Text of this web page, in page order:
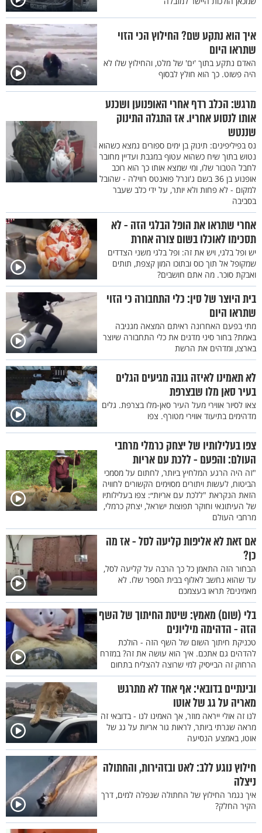
איך הוא נתקע שם? החילוץ הכי הזוי
שתראו היום
האדם נתקע בתוך 'ים' של מלט, והחילוץ שלו לא
היה פשוט. כך הוא חולץ לבסוף
מרגש: הכלב רדף אחרי האופנוען ושכנע
אותו לנסוע אחריו. אז התגלה התינוק
שננטש
נס בפיליפינים: תינוק בן ימים ספורים נמצא כשהוא
נטוש בתוך שיח כשהוא עטוף במגבת ועדיין מחובר
לחבל הטבור שלו, ומי שמצא אותו כך הוא רוכב
אופנוע בן 36 בשם ג'ונרל פואנטס רווילה - שהובל
למקום - לא פחות ולא יותר, על ידי כלב שעבר
בסביבה
אחרי שתראו את הופל הבלגי הזה - לא
תסכימו לאוכלו בשום צורה אחרת
יש ופל בלגי, ויש את זה: ופל בלגי משני הצדדים
שמקופל אל תוך כוס ובתוכו המון קצפת, תותים
ואבקת סוכר. מה אתם חושבים?
בית היוצר של סין: כלי התחבורה כי הזוי
שתראו היום
מתי בפעם האחרונה ראיתם המצאה מגניבה
באמת? בחור סיני מדגים את כלי התחבורה שיוצר
בארצו, ומדהים את הרשת
לא תאמינו לאיזה גובה מגיעים הגלים
בעיר סאן מלו שבצרפת
צאו לסיור אווירי מעל העיר סאן-מלו בצרפת. גלים
מדהימים בתיעוד אווירי מטורף. צפו
צפו בעלילותיו של יצחק כרמלי מרחבי
העולם: והפעם - ללכת עם אריות
"זה היה הרגע המלחיץ ביותר, לחתום על מסמכי
הביטוח, לעשות ויתורים מסוימים הקשורים לחוויה
הזאת הנקראת "ללכת עם אריות״: צפו בעלילותיו
של העיתונאי וחוקר תפוצות ישראל, יצחק כרמלי,
מרחבי העולם
אם זאת לא אליפות קליעה לסל - אז מה
כן?
הבחור הזה התאמן כל כך הרבה על קליעה לסל,
עד שהוא נחשב לאלוף בבית הספר שלו. לא
מאמינים? תראו בעצמכם
בלי (שום) מאמץ: שיטת החיתוך של השף
הזה - הדהימה מיליונים
טכניקת חיתוך השום של השף הזה - הולכת
להדהים גם אתכם. איך הוא עושה את זה? במזרח
הרחוק זה הבייסיק למי שרוצה להצליח בתחום
ובינתיים בדובאי: אף אחד לא מתרגש
מאריה על גג של אוטו
לנו זה אולי ייראה מוזר, אך האמינו לנו - בדובאי זה
מראה שגרתי ביותר, לראות גור אריות על גג של
אוטו, באמצע הנסיעה
חילוץ נוגע ללב: לאט ובזהירות, והחתולה
ניצלה
איך נגמר החילוץ של החתולה שנפלה למים, דרך
הקיר החלק?